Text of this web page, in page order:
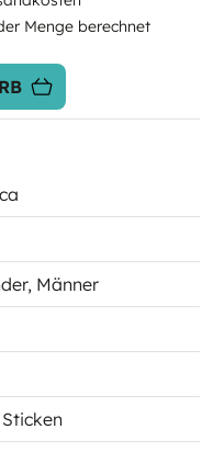
Menge berechnet
, Männer
Sticken